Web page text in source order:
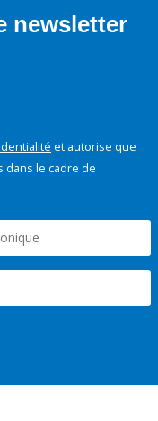
newsletter
et autorise que
le cadre de